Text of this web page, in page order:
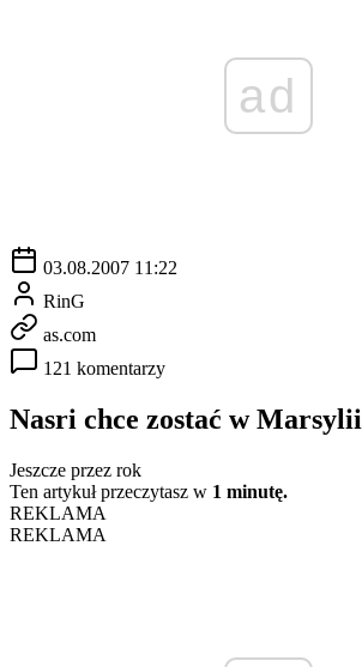
ad
03.08.2007 11:22
RinG
as.com
121 komentarzy
Nasri chce zostać w Marsylii
Jeszcze przez rok
Ten artykuł przeczytasz w 1 minutę.
REKLAMA
REKLAMA